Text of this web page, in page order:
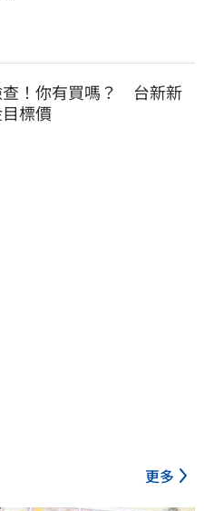
！你有買嗎？　台新新
標價
更多